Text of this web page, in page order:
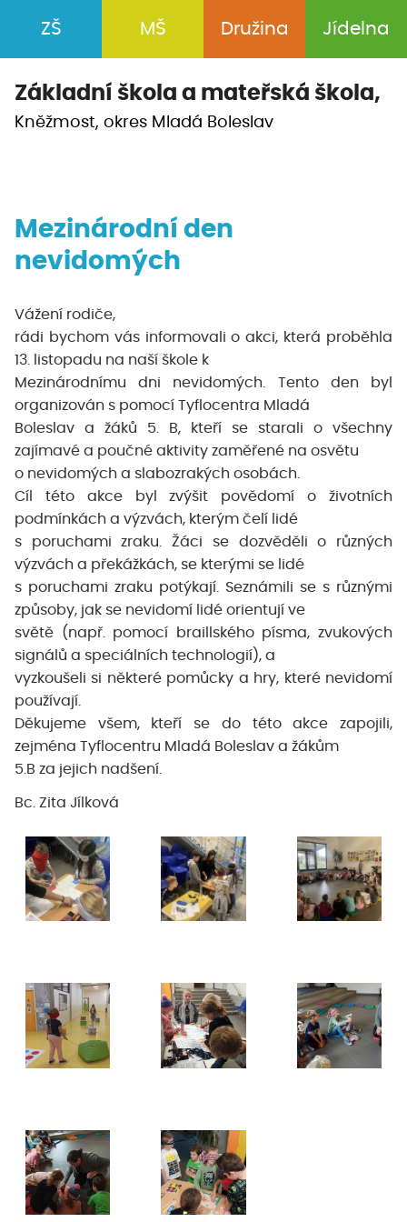
ZŠ MŠ Družina Jídelna
Základní škola a mateřská škola,
Kněžmost, okres Mladá Boleslav
Mezinárodní den
nevidomých
Vážení rodiče,
rádi bychom vás informovali o akci, která proběhla
13. listopadu na naší škole k
Mezinárodnímu dni nevidomých. Tento den byl
organizován s pomocí Tyflocentra Mladá
Boleslav a žáků 5. B, kteří se starali o všechny
zajímavé a poučné aktivity zaměřené na osvětu
o nevidomých a slabozrakých osobách.
Cíl této akce byl zvýšit povědomí o životních
podmínkách a výzvách, kterým čelí lidé
s poruchami zraku. Žáci se dozvěděli o různých
výzvách a překážkách, se kterými se lidé
s poruchami zraku potýkají. Seznámili se s různými
způsoby, jak se nevidomí lidé orientují ve
světě (např. pomocí braillského písma, zvukových
signálů a speciálních technologií), a
vyzkoušeli si některé pomůcky a hry, které nevidomí
používají.
Děkujeme všem, kteří se do této akce zapojili,
zejména Tyflocentru Mladá Boleslav a žákům
5.B za jejich nadšení.
Bc. Zita Jílková